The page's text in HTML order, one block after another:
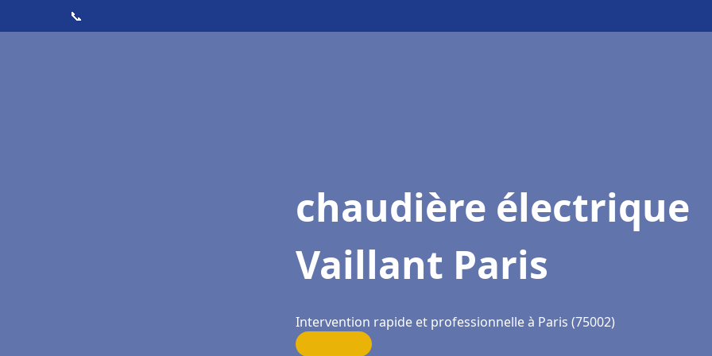
📞
chaudière électrique
Vaillant Paris
Intervention rapide et professionnelle à Paris (75002)